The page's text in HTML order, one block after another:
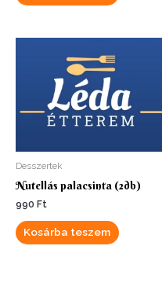
Desszertek
Nutellás palacsinta (2db)
990 Ft
Kosárba teszem